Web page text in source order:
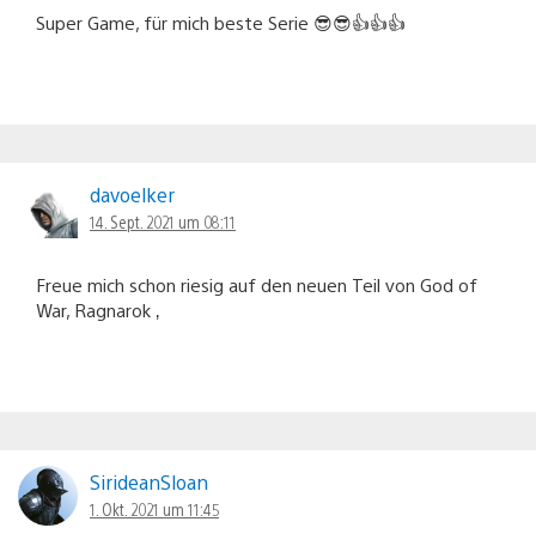
Super Game, für mich beste Serie 😎😎👍👍👍
davoelker
14. Sept. 2021 um 08:11
Freue mich schon riesig auf den neuen Teil von God of
War, Ragnarok ‚
SirideanSloan
1. Okt. 2021 um 11:45